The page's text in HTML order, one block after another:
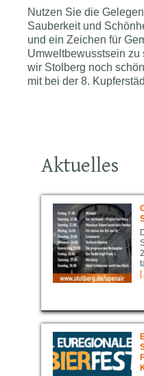
Nutzen Sie die
Sauberkeit und
und ein Zeichen für
Umweltbewusstsein zu
wir Stolberg noch
mit bei der 8.
Aktuelles